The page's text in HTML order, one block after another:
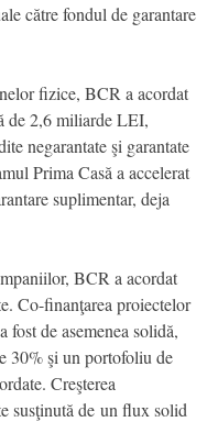
către fondul de garantare
fizice, BCR a acordat
de 2,6 miliarde LEI,
negarantate şi garantate
Prima Casă a accelerat
suplimentar, deja
BCR a acordat
Co-finanţarea proiectelor
fost de asemenea solidă,
30% şi un portofoliu de
Creşterea
susţinută de un flux solid